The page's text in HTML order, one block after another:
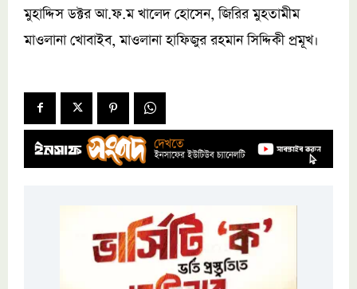
মুহাদ্দিস ডক্টর আ.ফ.ম খালেদ হোসেন, জিরির মুহতামীম
মাওলানা খোবাইব, মাওলানা হাফিজুর রহমান সিদ্দিকী প্রমূখ।